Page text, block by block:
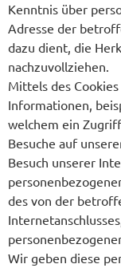
Kenntnis über
Adresse der
dazu dient, die
nachzuvollziehen.
Mittels des
Informationen,
welchem ein
Besuche auf
Besuch unserer
des von der
Wir geben diese